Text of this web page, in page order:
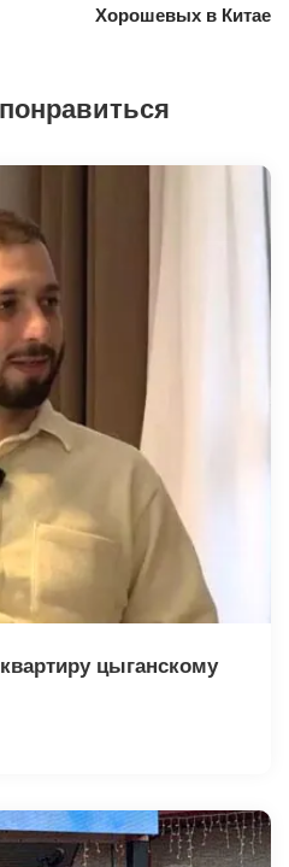
Хорошевых в Китае
цыганскому